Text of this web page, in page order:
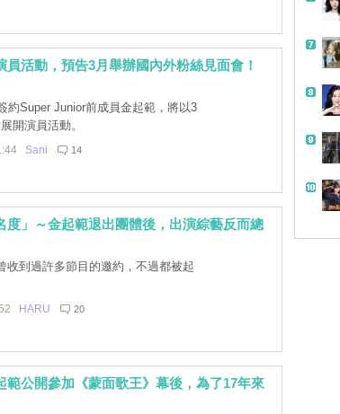
活動，預告3月舉辦國內外粉絲見面會！
約Super Junior前成員金起範，將以3
開演員活動。
Sani 14
度」～金起範退出團體後，出演綜藝反而總
到過許多節目的邀約，不過都被起
HARU 20
範公開參加《蒙面歌王》幕後，為了17年來